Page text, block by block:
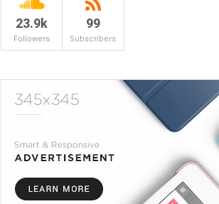
23.9k
Followers
99
Subscribers